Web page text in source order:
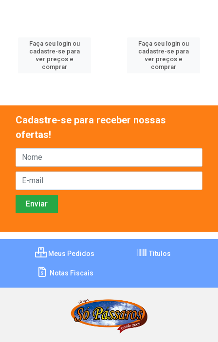
Faça seu login ou
cadastre-se para
ver preços e
comprar
Faça seu login ou
cadastre-se para
ver preços e
comprar
Cadastre-se para receber nossas
ofertas!
Meus Pedidos Títulos
Notas Fiscais